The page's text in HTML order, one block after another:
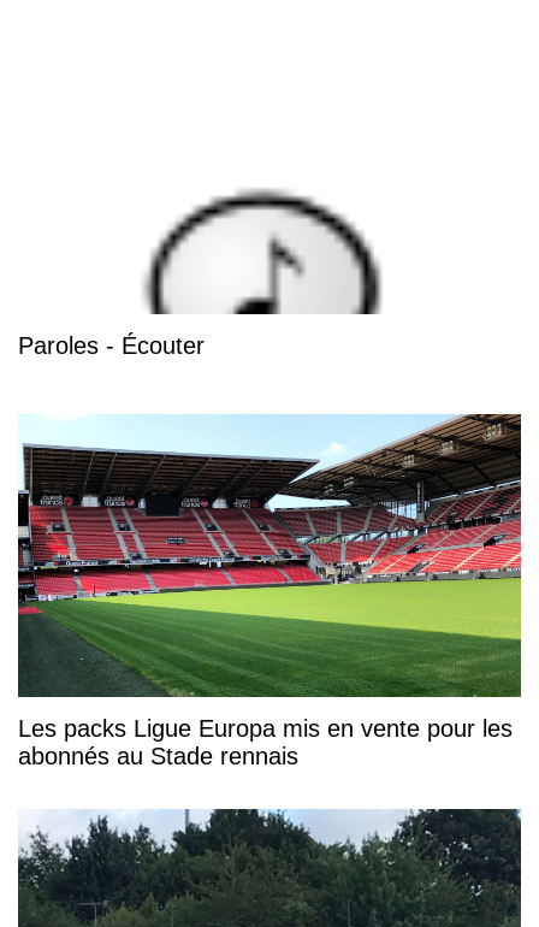
Paroles - Écouter
Les packs Ligue Europa mis en vente pour les
abonnés au Stade rennais